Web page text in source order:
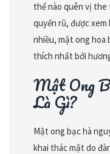
thể nào quên vị
quyến rũ, được
nhiều, mật ong hoa
thích nhất bởi
Mật Ong
Là Gì?
Mật ong bạc hà
khai thác mật do